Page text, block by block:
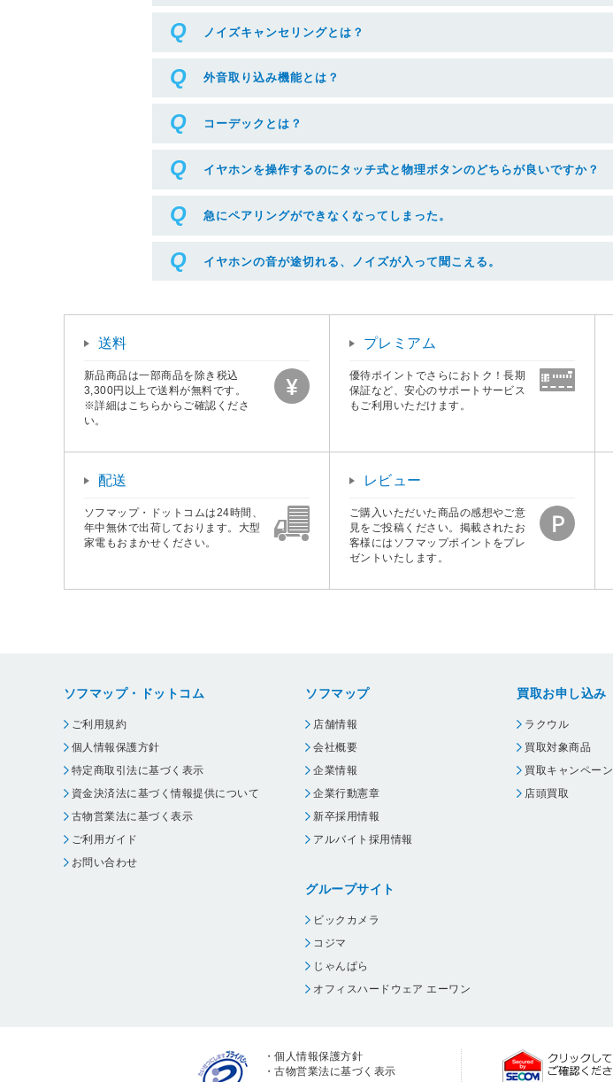
ノイズキャンセリングとは？
外音取り込み機能とは？
コーデックとは？
イヤホンを操作するのにタッチ式と物理ボタンのどちらが良いですか？
急にペアリングができなくなってしまった。
イヤホンの音が途切れる、ノイズが入って聞こえる。
送料
新品商品は一部商品を除き税込
3,300円以上で送料が無料です。
※詳細はこちらからご確認くださ
い。
プレミアム
優待ポイントでさらにおトク！長期
保証など、安心のサポートサービス
もご利用いただけます。
配送
ソフマップ・ドットコムは24時間、
年中無休で出荷しております。大型
家電もおまかせください。
レビュー
ご購入いただいた商品の感想やご意
見をご投稿ください。掲載されたお
客様にはソフマップポイントをプレ
ゼントいたします。
ソフマップ・ドットコム
ご利用規約
個人情報保護方針
特定商取引法に基づく表示
資金決済法に基づく情報提供について
古物営業法に基づく表示
ご利用ガイド
お問い合わせ
ソフマップ
店舗情報
会社概要
企業情報
企業行動憲章
新卒採用情報
アルバイト採用情報
グループサイト
ビックカメラ
コジマ
じゃんぱら
オフィスハードウェア エーワン
買取お申し込み
ラクウル
買取対象商品
買取キャンペーン
店頭買取
・個人情報保護方針
・古物営業法に基づく表示